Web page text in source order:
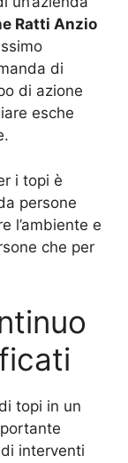
Ratti Anzio
di
di azione
esche
i topi è
persone
l’ambiente e
che per
topi in un
interventi